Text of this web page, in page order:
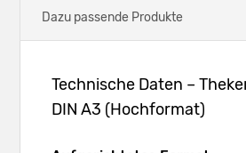
Dazu passende Produkte
Technische Daten –
DIN A3 (Hochformat)